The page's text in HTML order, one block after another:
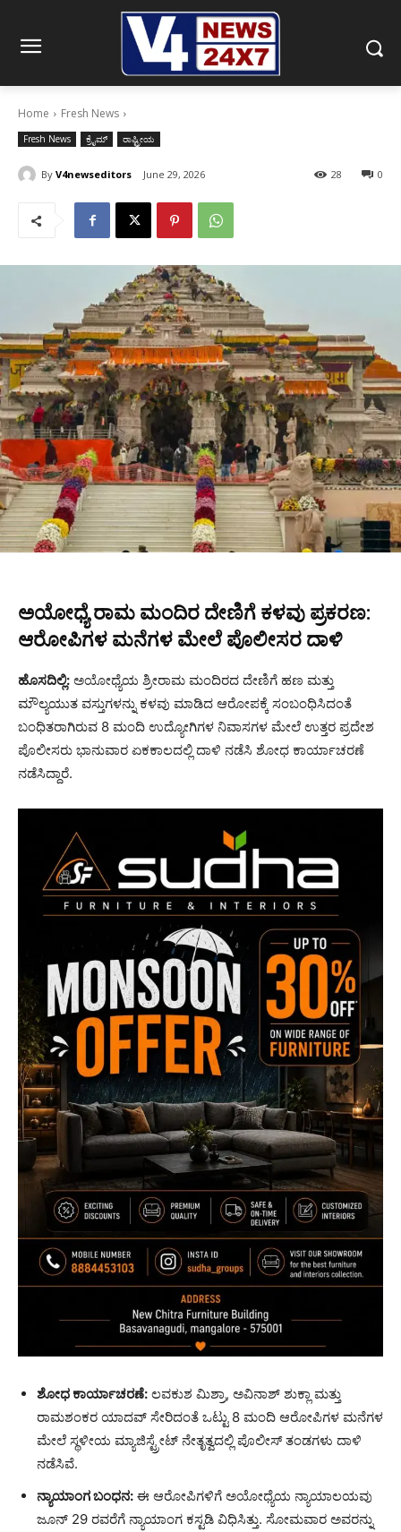
Home Fresh News
Fresh News ಕ್ರೈಮ್ ರಾಷ್ಟ್ರೀಯ
By V4newseditors June 29, 2026 0
28
ಅಯೋಧ್ಯೆ ರಾಮ ಮಂದಿರ ದೇಣಿಗೆ ಕಳವು ಪ್ರಕರಣ:
ಆರೋಪಿಗಳ ಮನೆಗಳ ಮೇಲೆ ಪೊಲೀಸರ ದಾಳಿ
ಹೊಸದಿಲ್ಲಿ: ಅಯೋಧ್ಯೆಯ ಶ್ರೀರಾಮ ಮಂದಿರದ ದೇಣಿಗೆ ಹಣ ಮತ್ತು
ಮೌಲ್ಯಯುತ ವಸ್ತುಗಳನ್ನು ಕಳವು ಮಾಡಿದ ಆರೋಪಕ್ಕೆ ಸಂಬಂಧಿಸಿದಂತೆ
ಬಂಧಿತರಾಗಿರುವ 8 ಮಂದಿ ಉದ್ಯೋಗಿಗಳ ನಿವಾಸಗಳ ಮೇಲೆ ಉತ್ತರ ಪ್ರದೇಶ
ಪೊಲೀಸರು ಭಾನುವಾರ ಏಕಕಾಲದಲ್ಲಿ ದಾಳಿ ನಡೆಸಿ ಶೋಧ ಕಾರ್ಯಾಚರಣೆ
ನಡೆಸಿದ್ದಾರೆ.
ಶೋಧ ಕಾರ್ಯಾಚರಣೆ: ಲವಕುಶ ಮಿಶ್ರಾ, ಅವಿನಾಶ್ ಶುಕ್ಲಾ ಮತ್ತು
ರಾಮಶಂಕರ ಯಾದವ್ ಸೇರಿದಂತೆ ಒಟ್ಟು 8 ಮಂದಿ ಆರೋಪಿಗಳ ಮನೆಗಳ
ಮೇಲೆ ಸ್ಥಳೀಯ ಮ್ಯಾಜಿಸ್ಟ್ರೇಟ್ ನೇತೃತ್ವದಲ್ಲಿ ಪೊಲೀಸ್ ತಂಡಗಳು ದಾಳಿ
ನಡೆಸಿವೆ.
ನ್ಯಾಯಾಂಗ ಬಂಧನ: ಈ ಆರೋಪಿಗಳಿಗೆ ಅಯೋಧ್ಯೆಯ ನ್ಯಾಯಾಲಯವು
ಜೂನ್ 29 ರವರೆಗೆ ನ್ಯಾಯಾಂಗ ಕಸ್ಟಡಿ ವಿಧಿಸಿತ್ತು. ಸೋಮವಾರ ಅವರನ್ನು